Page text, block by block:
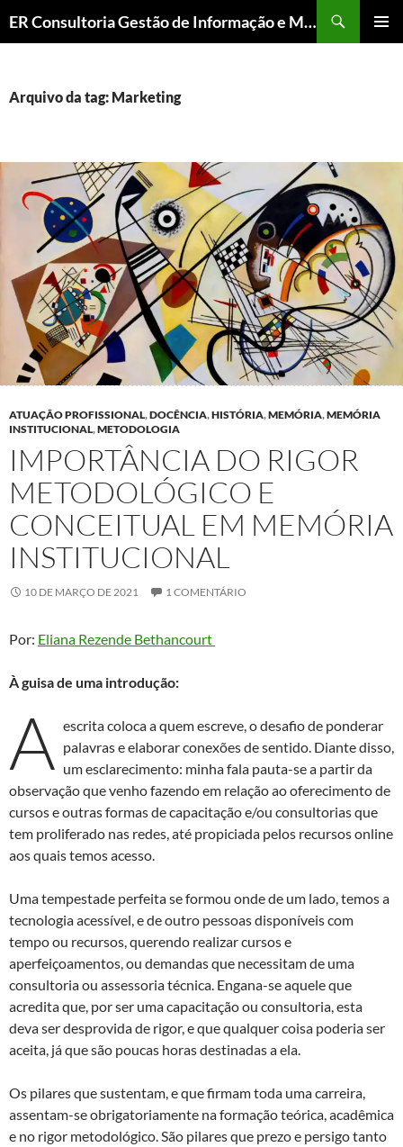
ER Consultoria Gestão de Informação e Memória Institucional
CONTEÚDO
Arquivo da tag: Marketing
ATUAÇÃO PROFISSIONAL,DOCÊNCIA,HISTÓRIA,MEMÓRIA,MEMÓRIA
INSTITUCIONAL,METODOLOGIA
IMPORTÂNCIA DO RIGOR
METODOLÓGICO E
CONCEITUAL EM MEMÓRIA
INSTITUCIONAL
10 DE MARÇO DE 2021 1 COMENTÁRIO
Por: Eliana Rezende Bethancourt
À guisa de uma introdução:
A escrita coloca a quem escreve, o desafio de ponderar
palavras e elaborar conexões de sentido. Diante disso,
um esclarecimento: minha fala pauta-se a partir da
observação que venho fazendo em relação ao oferecimento de
cursos e outras formas de capacitação e/ou consultorias que
tem proliferado nas redes, até propiciada pelos recursos online
aos quais temos acesso.
Uma tempestade perfeita se formou onde de um lado, temos a
tecnologia acessível, e de outro pessoas disponíveis com
tempo ou recursos, querendo realizar cursos e
aperfeiçoamentos, ou demandas que necessitam de uma
consultoria ou assessoria técnica. Engana-se aquele que
acredita que, por ser uma capacitação ou consultoria, esta
deva ser desprovida de rigor, e que qualquer coisa poderia ser
aceita, já que são poucas horas destinadas a ela.
Os pilares que sustentam, e que firmam toda uma carreira,
assentam-se obrigatoriamente na formação teórica, acadêmica
e no rigor metodológico. São pilares que prezo e persigo tanto